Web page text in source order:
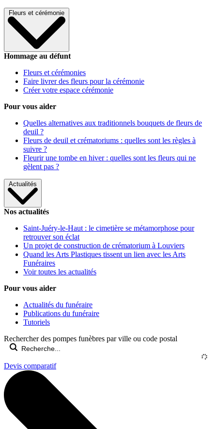
Fleurs et cérémonie
Hommage au défunt
Fleurs et cérémonies
Faire livrer des fleurs pour la cérémonie
Créer votre espace cérémonie
Pour vous aider
Quelles alternatives aux traditionnels bouquets de fleurs de
deuil ?
Fleurs de deuil et crématoriums : quelles sont les règles à
suivre ?
Fleurir une tombe en hiver : quelles sont les fleurs qui ne
gèlent pas ?
Actualités
Nos actualités
Saint-Juéry-le-Haut : le cimetière se métamorphose pour
retrouver son éclat
Un projet de construction de crématorium à Louviers
Quand les Arts Plastiques tissent un lien avec les Arts
Funéraires
Voir toutes les actualités
Pour vous aider
Actualités du funéraire
Publications du funéraire
Tutoriels
Rechercher des pompes funèbres par ville ou code postal
Devis comparatif